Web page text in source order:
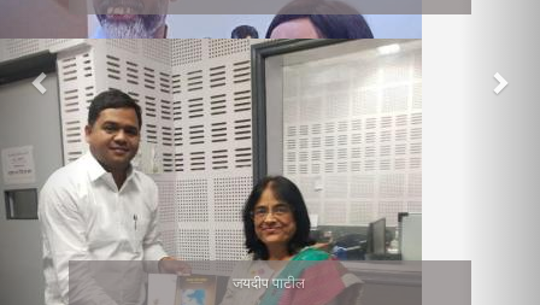
जयदीप पाटील